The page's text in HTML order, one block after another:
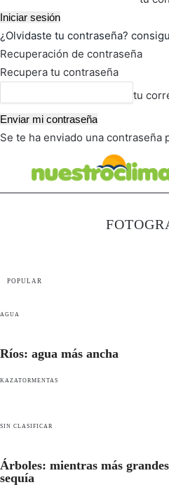
¿Olvidaste tu contraseña?
Recuperación de contraseña
Recupera tu contraseña
tu
Se te ha enviado una
POPULAR
AGUA
Ríos: agua más ancha
KAZATORMENTAS
SIN CLASIFICAR
Árboles: mientras más
sequía